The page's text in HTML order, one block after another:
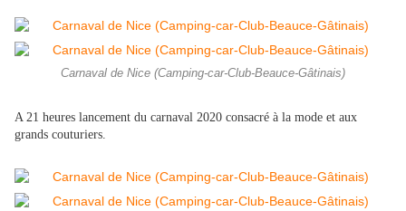
Carnaval de Nice (Camping-car-Club-Beauce-Gâtinais)
A 21 heures lancement du carnaval 2020 consacré à la mode et aux
grands couturiers.